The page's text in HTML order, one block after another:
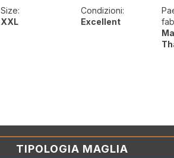
Size:
XXL
Condizioni:
Excellent
TIPOLOGIA MAGLIA